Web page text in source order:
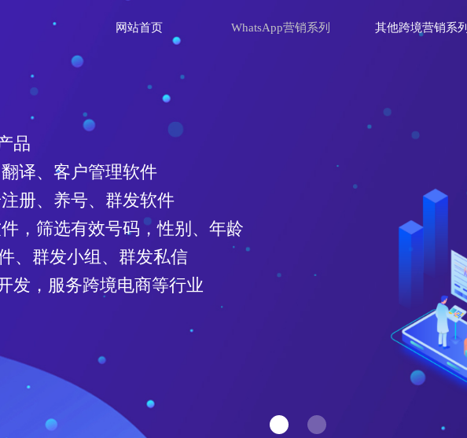
网站首页 WhatsApp营销系列 其他跨境营销系列
品
译、客户管理软件
册、养号、群发软件
，筛选有效号码，性别、年龄
、群发小组、群发私信
发，服务跨境电商等行业